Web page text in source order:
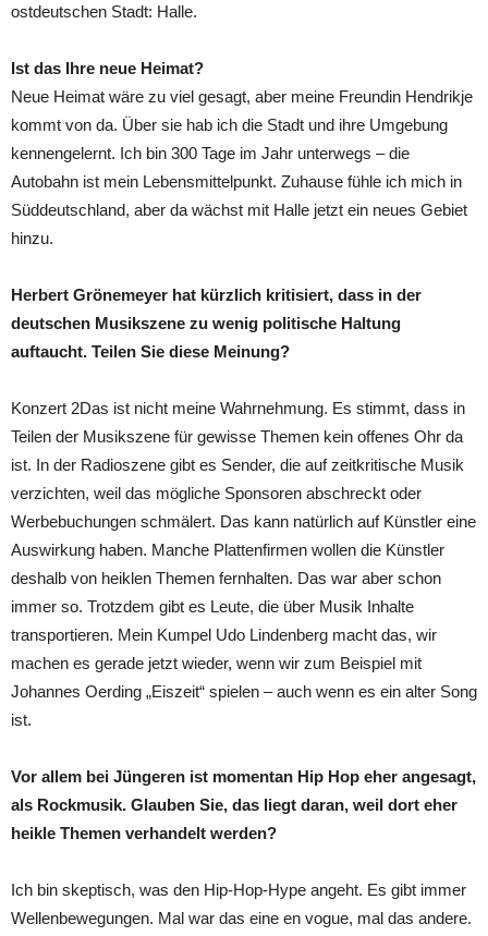
ostdeutschen Stadt: Halle.
Ist das Ihre neue Heimat?
Neue Heimat wäre zu viel gesagt, aber meine Freundin Hendrikje
kommt von da. Über sie hab ich die Stadt und ihre Umgebung
kennengelernt. Ich bin 300 Tage im Jahr unterwegs – die
Autobahn ist mein Lebensmittelpunkt. Zuhause fühle ich mich in
Süddeutschland, aber da wächst mit Halle jetzt ein neues Gebiet
hinzu.
Herbert Grönemeyer hat kürzlich kritisiert, dass in der
deutschen Musikszene zu wenig politische Haltung
auftaucht. Teilen Sie diese Meinung?
Konzert 2Das ist nicht meine Wahrnehmung. Es stimmt, dass in
Teilen der Musikszene für gewisse Themen kein offenes Ohr da
ist. In der Radioszene gibt es Sender, die auf zeitkritische Musik
verzichten, weil das mögliche Sponsoren abschreckt oder
Werbebuchungen schmälert. Das kann natürlich auf Künstler eine
Auswirkung haben. Manche Plattenfirmen wollen die Künstler
deshalb von heiklen Themen fernhalten. Das war aber schon
immer so. Trotzdem gibt es Leute, die über Musik Inhalte
transportieren. Mein Kumpel Udo Lindenberg macht das, wir
machen es gerade jetzt wieder, wenn wir zum Beispiel mit
Johannes Oerding „Eiszeit“ spielen – auch wenn es ein alter Song
ist.
Vor allem bei Jüngeren ist momentan Hip Hop eher angesagt,
als Rockmusik. Glauben Sie, das liegt daran, weil dort eher
heikle Themen verhandelt werden?
Ich bin skeptisch, was den Hip-Hop-Hype angeht. Es gibt immer
Wellenbewegungen. Mal war das eine en vogue, mal das andere.